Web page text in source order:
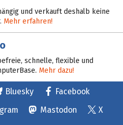
und verkauft deshalb keine
Mehr erfahren!
schnelle, flexible und
Mehr dazu!
Bluesky
Facebook
Mastodon
X